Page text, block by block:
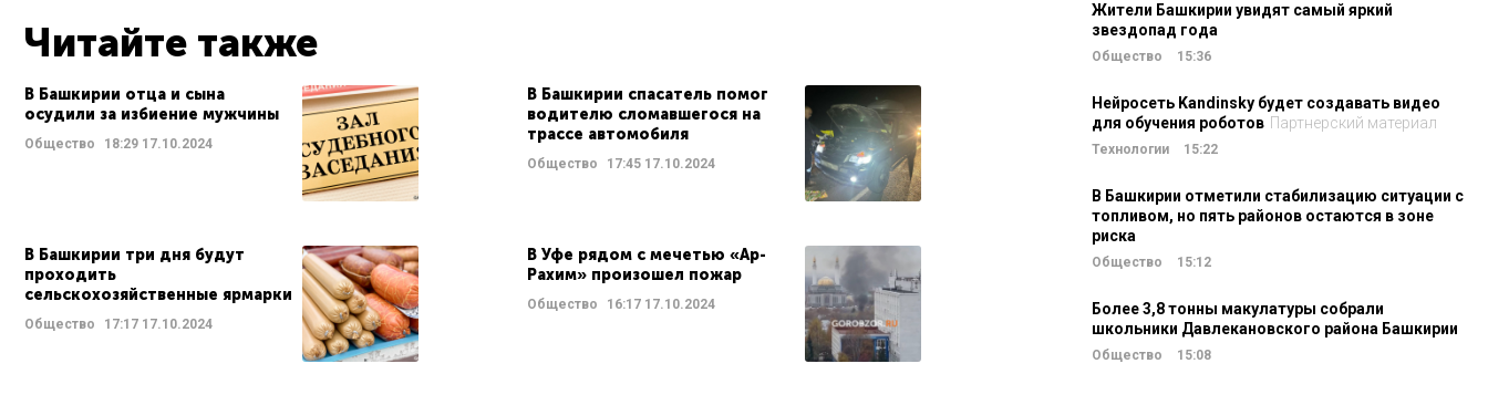
Читайте также
В Башкирии отца и сына
осудили за избиение мужчины
Общество 18:29 17.10.2024
В Башкирии спасатель помог
водителю сломавшегося на
трассе автомобиля
Общество 17:4517.10.2024
В Башкирии три дня будут
проходить
сельскохозяйственные ярмарки
Общество 17:17 17.10.2024
В Уфе рядом с мечетью «Ар-
Рахим» произошел пожар
Общество 16:1717.10.2024
Жители Башкирии увидят самый яркий
звездопад года
Общество 15:36
Нейросеть Kandinsky будет создавать видео
для обучения роботов Партнерский материал
Технологии 15:22
В Башкирии отметили стабилизацию ситуации с
топливом, но пять районов остаются в зоне
риска
Общество 15:12
Более 3,8 тонны макулатуры собрали
школьники Давлекановского района Башкирии
Общество 15:08